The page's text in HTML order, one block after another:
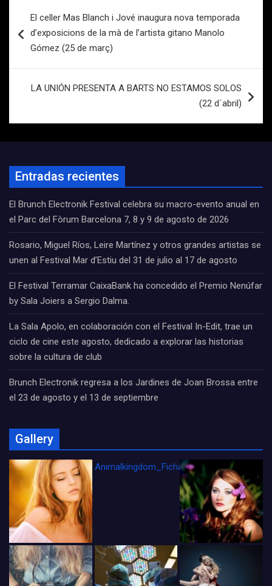
de
entradas
El celler Mas Blanch i Jové inaugura nova temporada
d’exposicions de la mà de l’artista gitano Manolo
Gómez (25 de març)
LA UNIÓN PRESENTA A BARTS NO ESTAMOS SOLOS
(22 d´abril)
Entradas recientes
El Brunch Electronik Festival celebra su macro-evento anual en
el Parc del Fòrum Barcelona 7, 8 y 9 de agosto de 2026
Rosario, Miguel Ríos, Leire Martínez y otros grandes artistas se
unen al Festival Mar d’Estiu del 31 de julio al 17 de agosto
El Festival Terramar CaixaBank ha concedido el Premio Nenúfar
by Sala Joiers a Sergio Dalma.
La Sala Apolo, en colaboración con el Festival In-Edit, trae un
ciclo de cine este agosto, dedicado a explorar las historias
sobre la cultura de club
Brunch Electronik regresa a los Jardines de Joan Brossa entre
el 23 de agosto y el 13 de septiembre
Gallery
Animalkingdom_FichaCine